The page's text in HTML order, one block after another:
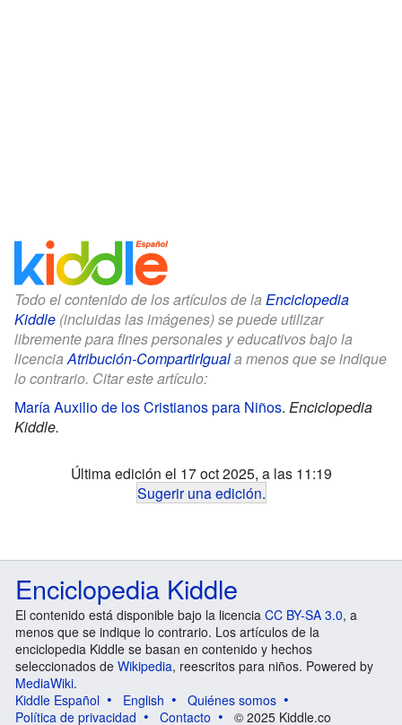
Todo el contenido de los artículos de la Enciclopedia
Kiddle (incluidas las imágenes) se puede utilizar
libremente para fines personales y educativos bajo la
licenciaAtribución-CompartirIguala menos que se indique
lo contrario. Citar este artículo:
María Auxilio de los Cristianos para Niños. Enciclopedia
Kiddle.
Última edición el 17 oct 2025, a las 11:19
Sugerir una edición.
Enciclopedia Kiddle
El contenido está disponible bajo la licencia CC BY-SA 3.0, a
menos que se indique lo contrario. Los artículos de la
enciclopedia Kiddle se basan en contenido y hechos
seleccionados de Wikipedia, reescritos para niños. Powered by
MediaWiki.
Kiddle Español
English
Quiénes somos
Política de privacidad
Contacto © 2025 Kiddle.co